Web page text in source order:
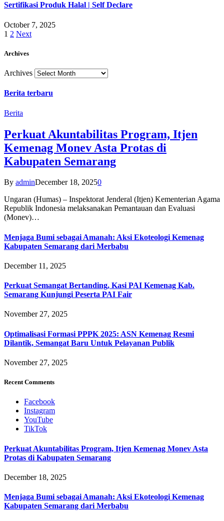
Sertifikasi Produk Halal | Self Declare
October 7, 2025
1 2 Next
Archives
Archives
Berita terbaru
Berita
Perkuat Akuntabilitas Program, Itjen
Kemenag Monev Asta Protas di
Kabupaten Semarang
By adminDecember 18, 20250
Ungaran (Humas) – Inspektorat Jenderal (Itjen) Kementerian Agama
Republik Indonesia melaksanakan Pemantauan dan Evaluasi
(Monev)…
Menjaga Bumi sebagai Amanah: Aksi Ekoteologi Kemenag
Kabupaten Semarang dari Merbabu
December 11, 2025
Perkuat Semangat Bertanding, Kasi PAI Kemenag Kab.
Semarang Kunjungi Peserta PAI Fair
November 27, 2025
Optimalisasi Formasi PPPK 2025: ASN Kemenag Resmi
Dilantik, Semangat Baru Untuk Pelayanan Publik
November 27, 2025
Recent Comments
Facebook
Instagram
YouTube
TikTok
Perkuat Akuntabilitas Program, Itjen Kemenag Monev Asta
Protas di Kabupaten Semarang
December 18, 2025
Menjaga Bumi sebagai Amanah: Aksi Ekoteologi Kemenag
Kabupaten Semarang dari Merbabu